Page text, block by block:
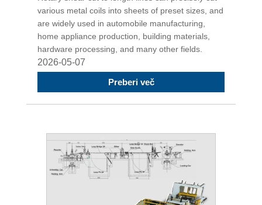
various metal coils into sheets of preset sizes, and
are widely used in automobile manufacturing,
home appliance production, building materials,
hardware processing, and many other fields.
2026-05-07
Preberi več